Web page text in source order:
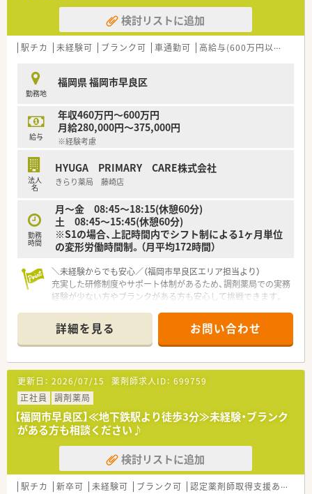
検討リストに追加
駅チカ 未経験可 ブランク可 車通勤可 高給与(600万円以上)
勤務地
福岡県 福岡市早良区
給与
年収460万円～600万円
月給280,000円～375,000円
※経験考慮
法人
名
HYUGA PRIMARY CARE株式会社
きらり薬局 藤崎店
勤務
時間
月～金 08:45～18:15(休憩60分)
土 08:45～15:45(休憩60分)
※S1の場合、上記時間内でシフト制による1ヶ⽉単位
の変形労働時間制。（⽉平均172時間）
＼未経験からでも安心／（福岡市早良区エリア担当より）
充実した研修制度やサポート体制があるため、調剤薬局での実務
経験が少ない方やブランクがある方も安心して挑戦できます。
【店舗情報と応需状況について】
■最寄り駅の藤崎駅から徒歩で4分ほどの場所に位置しており、
天候に左右されず毎日の通勤が非常に快適な薬局です。
■2024年に開局をした新しい薬局でございます。
■在宅業務もございます。未経験の方もサポート体制が整って
いるため安心してご勤務頂けます。
【募集背景と求める人物像について】
■在宅医療の体制強化に伴う欠員補充として、正社員として共に
店舗を盛り上げてくれる薬剤師を急募しています。
■在宅業務に対して意欲的であり、新しいことにも意欲を持って
突き進むチャレンジ精神が旺盛な方を歓迎します。
■在宅訪問業務のため普通自動車運転免許は必須ですが、調剤薬
局での実務が未経験の方やブランクがある方も大歓迎です。
詳細を見る お問い合わせ
更新日： 2026/07/15 薬剤師求人ID： 699759
正社員
調剤薬局
【福岡市早良区】≪地下鉄駅より徒歩3分≫未経験・ブランク
がある方も相談ください♪
検討リストに追加
駅チカ 新卒可 未経験可 ブランク可 認定薬剤師取得支援あり